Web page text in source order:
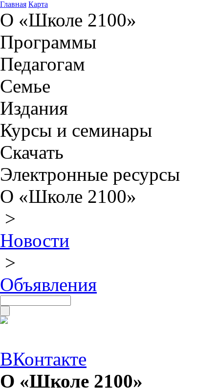
Главная Карта
О «Школе 2100»
Программы
Педагогам
Семье
Издания
Курсы и семинары
Скачать
Электронные ресурсы
О «Школе 2100»
>
Новости
>
Объявления
ВКонтакте
О «Школе 2100»